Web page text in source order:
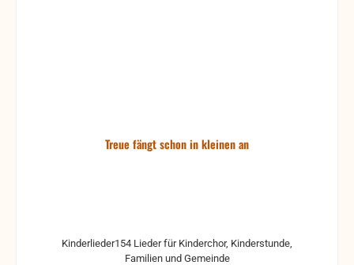
Treue fängt schon in kleinen an
Kinderlieder154 Lieder für Kinderchor, Kinderstunde,
Familien und Gemeinde